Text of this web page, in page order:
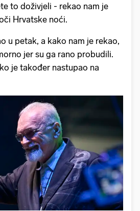
to doživjeli - rekao nam je
Hrvatske noći.
u petak, a kako nam je rekao,
jer su ga rano probudili.
je također nastupao na